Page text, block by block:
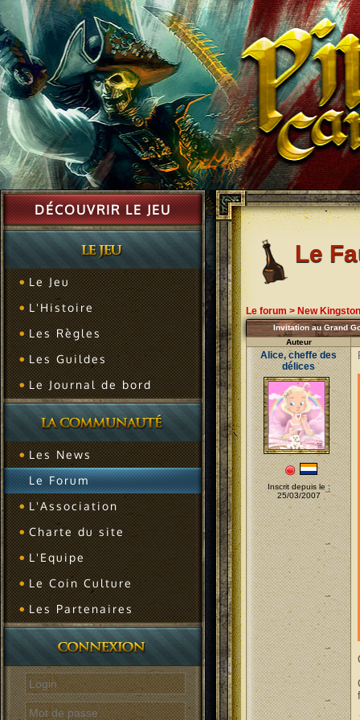
DÉCOUVRIR LE JEU
Le Jeu
L'Histoire
Les Règles
Les Guildes
Le Journal de bord
Les News
Le Forum
L'Association
Charte du site
L'Equipe
Le Coin Culture
Les Partenaires
Le
Le forum > New Kingston
Invitation au Grand
Auteur
Alice, cheffe des
délices
Inscrit depuis le :
25/03/2007